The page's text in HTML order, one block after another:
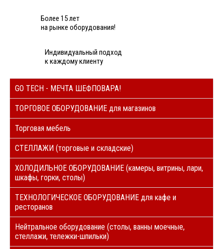
Более 15 лет
на рынке оборудования!
Индивидуальный подход
к каждому клиенту
GO TECH - МЕЧТА ШЕФПОВАРА!
ТОРГОВОЕ ОБОРУДОВАНИЕ для магазинов
Торговая мебель
СТЕЛЛАЖИ (торговые и складские)
ХОЛОДИЛЬНОЕ ОБОРУДОВАНИЕ (камеры, витрины, лари,
шкафы, горки, столы)
ТЕХНОЛОГИЧЕСКОЕ ОБОРУДОВАНИЕ для кафе и
ресторанов
Нейтральное оборудование (столы, ванны моечные,
стеллажи, тележки-шпильки)